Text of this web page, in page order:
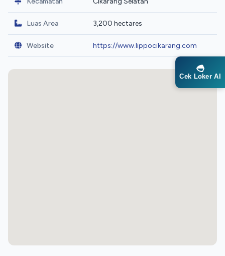
Luas Area 3,200 hectares
Website https://www.lippocikarang.com
Cek Loker AI